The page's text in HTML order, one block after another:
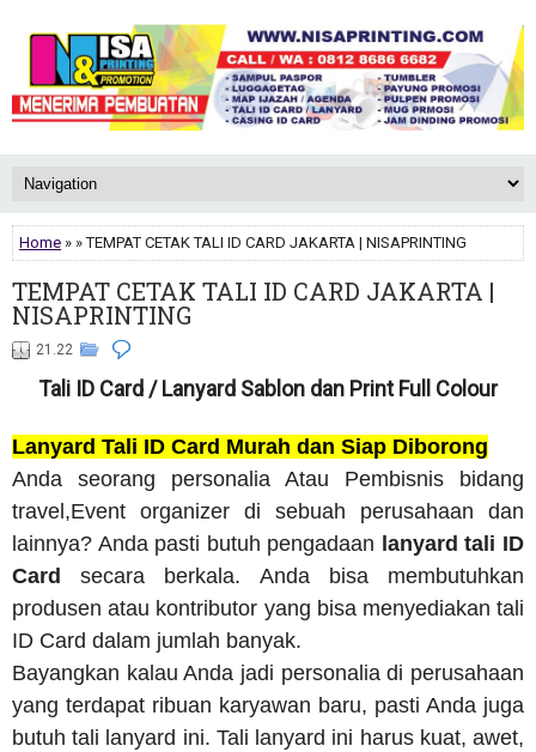
Home » » TEMPAT CETAK TALI ID CARD JAKARTA | NISAPRINTING
TEMPAT CETAK TALI ID CARD JAKARTA |
NISAPRINTING
21.22
Tali ID Card / Lanyard Sablon dan Print Full Colour
Lanyard Tali ID Card Murah dan Siap Diborong
Anda seorang personalia Atau Pembisnis bidang
travel,Event organizer di sebuah perusahaan dan
lainnya? Anda pasti butuh pengadaan lanyard tali ID
Cardsecara berkala. Anda bisa membutuhkan
produsen atau kontributor yang bisa menyediakan tali
ID Card dalam jumlah banyak.
Bayangkan kalau Anda jadi personalia di perusahaan
yang terdapat ribuan karyawan baru, pasti Anda juga
butuh tali lanyard ini. Tali lanyard ini harus kuat, awet,